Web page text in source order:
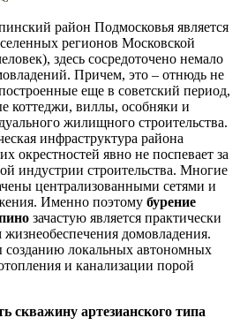
район Подмосковья является
регионов Московской
здесь сосредоточено немало
Причем, это – отнюдь не
еще в советский период,
коттеджи, виллы, особняки и
жилищного строительства.
инфраструктура района
окрестностей явно не поспевает за
индустрии строительства. Многие
централизованными сетями и
Именно поэтому бурение
зачастую является практически
домовладения.
созданию локальных автономных
и канализации порой
скважину артезианского типа